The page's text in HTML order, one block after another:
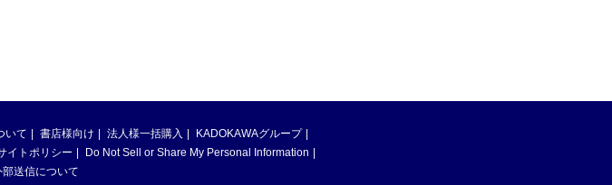
いて 書店様向け 法人様一括購入
KADOKAWAグループ
イトポリシー
Do Not Sell or Share My Personal Information
送信について